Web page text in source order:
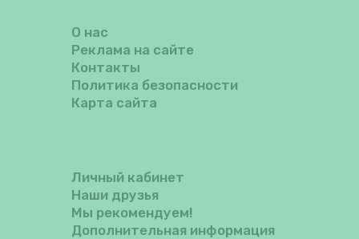
О нас
Реклама на сайте
Контакты
Политика безопасности
Карта сайта
Личный кабинет
Наши друзья
Мы рекомендуем!
Дополнительная информация